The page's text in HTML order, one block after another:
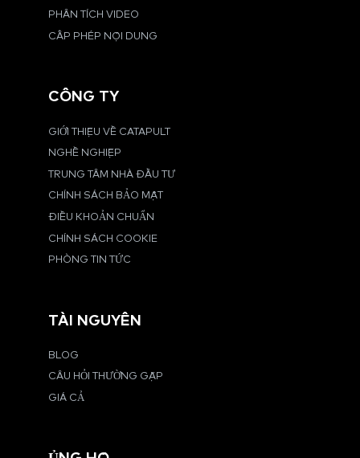
PHÂN TÍCH VIDEO
CẤP PHÉP NỘI DUNG
CÔNG TY
GIỚI THIỆU VỀ CATAPULT
NGHỀ NGHIỆP
TRUNG TÂM NHÀ ĐẦU TƯ
CHÍNH SÁCH BẢO MẬT
ĐIỀU KHOẢN CHUẨN
CHÍNH SÁCH COOKIE
PHÒNG TIN TỨC
TÀI NGUYÊN
BLOG
CÂU HỎI THƯỜNG GẶP
GIÁ CẢ